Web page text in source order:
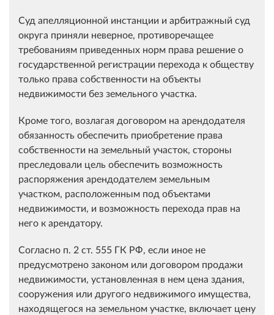
Суд апелляционной инстанции и арбитражный суд
округа приняли неверное, противоречащее
требованиям приведенных норм права решение о
государственной регистрации перехода к обществу
только права собственности на объекты
недвижимости без земельного участка.
Кроме того, возлагая договором на арендодателя
обязанность обеспечить приобретение права
собственности на земельный участок, стороны
преследовали цель обеспечить возможность
распоряжения арендодателем земельным
участком, расположенным под объектами
недвижимости, и возможность перехода прав на
него к арендатору.
Согласно п. 2 ст. 555 ГК РФ, если иное не
предусмотрено законом или договором продажи
недвижимости, установленная в нем цена здания,
сооружения или другого недвижимого имущества,
находящегося на земельном участке, включает цену